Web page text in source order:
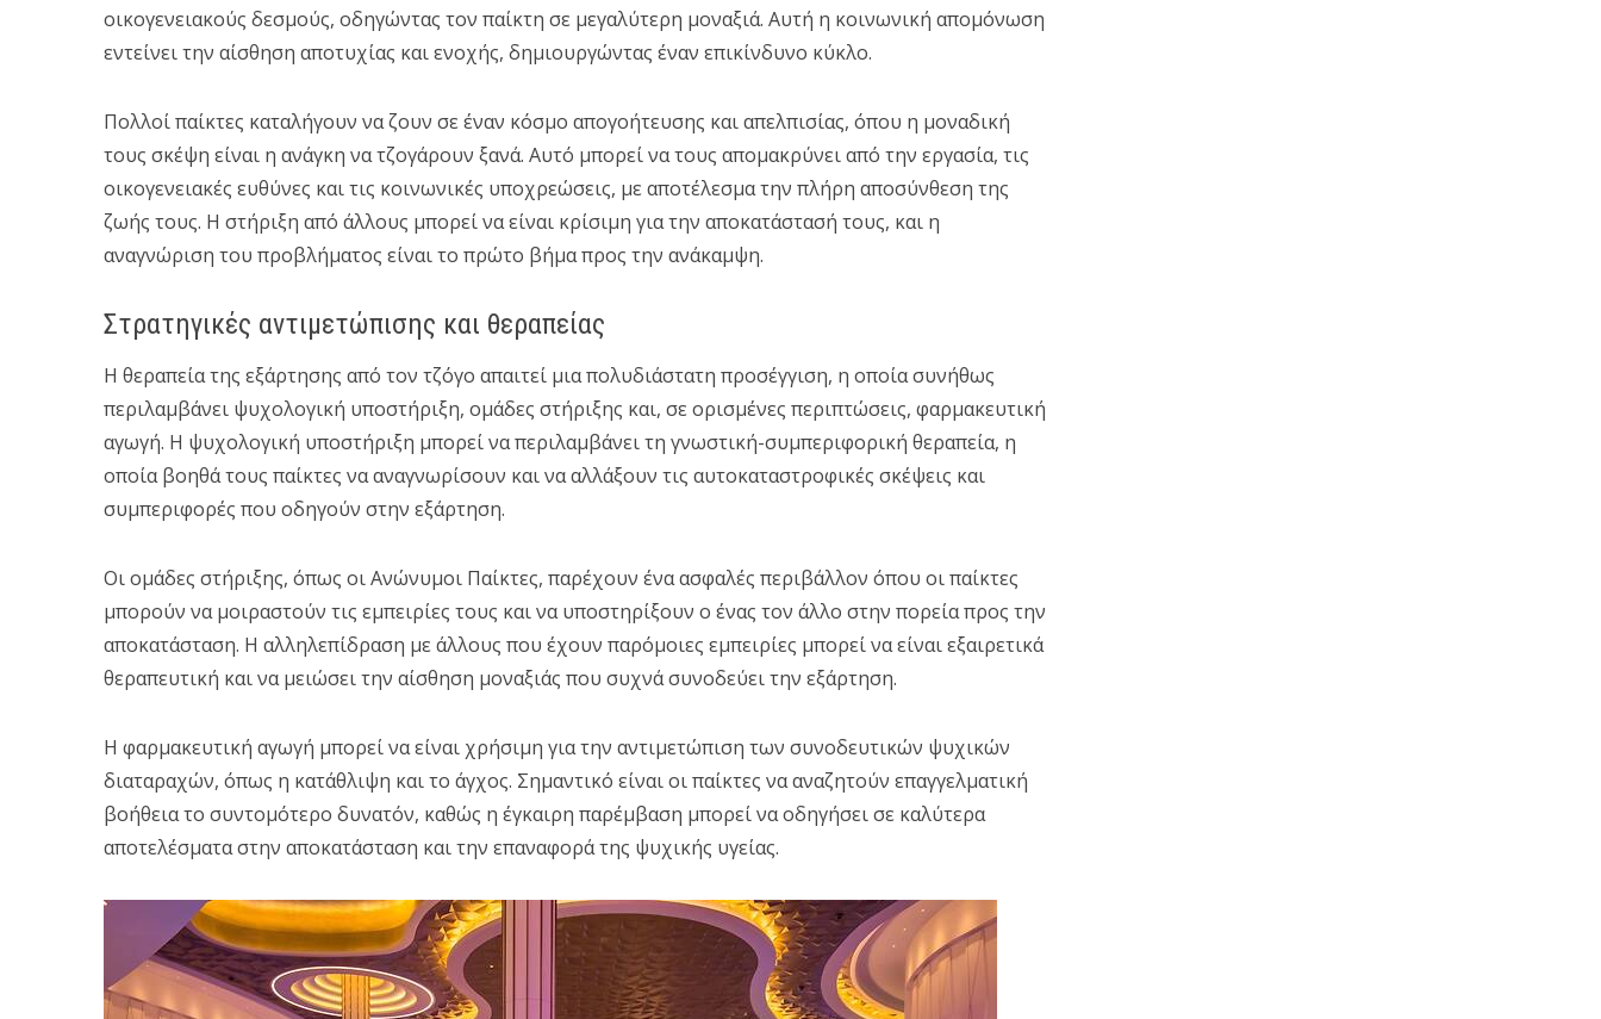
οικογενειακούς δεσμούς, οδηγώντας τον παίκτη σε μεγαλύτερη μοναξιά. Αυτή η κοινωνική απομόνωση
εντείνει την αίσθηση αποτυχίας και ενοχής, δημιουργώντας έναν επικίνδυνο κύκλο.
Πολλοί παίκτες καταλήγουν να ζουν σε έναν κόσμο απογοήτευσης και απελπισίας, όπου η μοναδική
τους σκέψη είναι η ανάγκη να τζογάρουν ξανά. Αυτό μπορεί να τους απομακρύνει από την εργασία, τις
οικογενειακές ευθύνες και τις κοινωνικές υποχρεώσεις, με αποτέλεσμα την πλήρη αποσύνθεση της
ζωής τους. Η στήριξη από άλλους μπορεί να είναι κρίσιμη για την αποκατάστασή τους, και η
αναγνώριση του προβλήματος είναι το πρώτο βήμα προς την ανάκαμψη.
Στρατηγικές αντιμετώπισης και θεραπείας
Η θεραπεία της εξάρτησης από τον τζόγο απαιτεί μια πολυδιάστατη προσέγγιση, η οποία συνήθως
περιλαμβάνει ψυχολογική υποστήριξη, ομάδες στήριξης και, σε ορισμένες περιπτώσεις, φαρμακευτική
αγωγή. Η ψυχολογική υποστήριξη μπορεί να περιλαμβάνει τη γνωστική-συμπεριφορική θεραπεία, η
οποία βοηθά τους παίκτες να αναγνωρίσουν και να αλλάξουν τις αυτοκαταστροφικές σκέψεις και
συμπεριφορές που οδηγούν στην εξάρτηση.
Οι ομάδες στήριξης, όπως οι Ανώνυμοι Παίκτες, παρέχουν ένα ασφαλές περιβάλλον όπου οι παίκτες
μπορούν να μοιραστούν τις εμπειρίες τους και να υποστηρίξουν ο ένας τον άλλο στην πορεία προς την
αποκατάσταση. Η αλληλεπίδραση με άλλους που έχουν παρόμοιες εμπειρίες μπορεί να είναι εξαιρετικά
θεραπευτική και να μειώσει την αίσθηση μοναξιάς που συχνά συνοδεύει την εξάρτηση.
Η φαρμακευτική αγωγή μπορεί να είναι χρήσιμη για την αντιμετώπιση των συνοδευτικών ψυχικών
διαταραχών, όπως η κατάθλιψη και το άγχος. Σημαντικό είναι οι παίκτες να αναζητούν επαγγελματική
βοήθεια το συντομότερο δυνατόν, καθώς η έγκαιρη παρέμβαση μπορεί να οδηγήσει σε καλύτερα
αποτελέσματα στην αποκατάσταση και την επαναφορά της ψυχικής υγείας.